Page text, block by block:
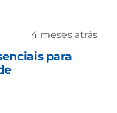
4 meses atrás
para